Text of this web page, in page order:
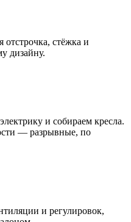
стёжка и
дизайну.
и собираем кресла.
— разрывные, по
и регулировок,